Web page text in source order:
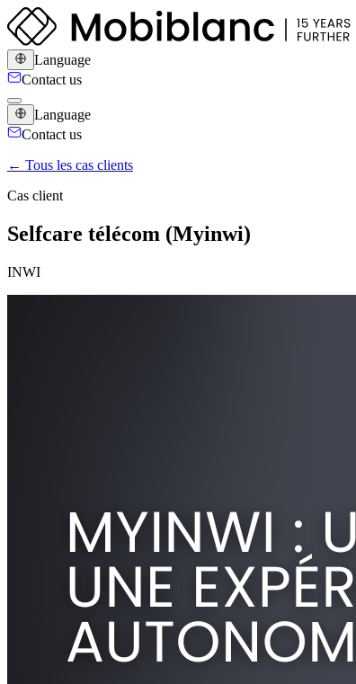
Language
Contact us
Language
Contact us
← Tous les cas clients
Cas client
Selfcare télécom (Myinwi)
INWI